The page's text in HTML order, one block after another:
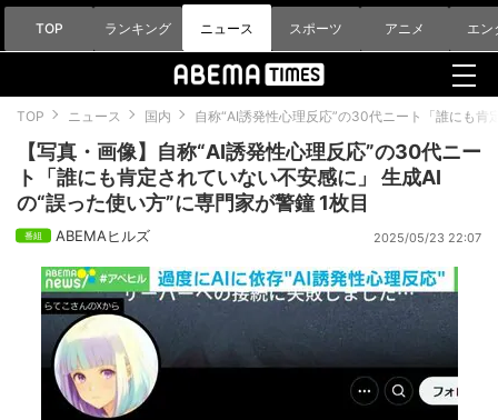
TOP ランキング ニュース スポーツ アニメ エン
TOP ニュース 国内 自称“AI誘発性心理反応”の30代ニート「誰にも
【写真・画像】自称“AI誘発性心理反応”の30代ニー
ト「誰にも肯定されていない不安感に」 生成AI
の“誤った使い方”に専門家が警鐘 1枚目
ABEMAヒルズ 2025/05/23 22:07